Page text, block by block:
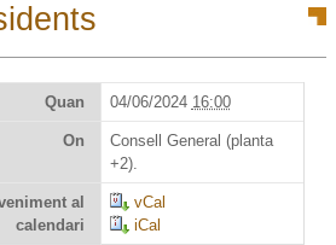
Quan 04/06/2024 16:00
On
Consell General (planta
+2).
al
calendari
vCal
iCal